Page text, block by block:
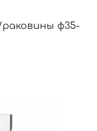
ф35-